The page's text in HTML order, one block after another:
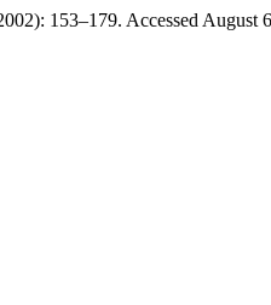
153–179. Accessed August